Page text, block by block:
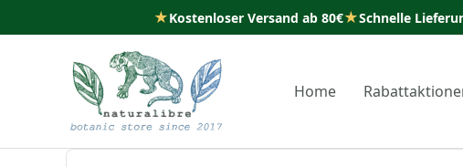
★Kostenloser Versand ab 80€★Schnelle
Home